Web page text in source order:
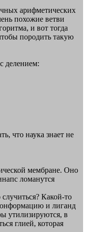
арифметических
похожие ветви
и вот тогда
породить такую
делением:
что наука знает не
мембране. Оно
ломанутся
Какой-то
и лиганд
утилизируются, в
глией, которая